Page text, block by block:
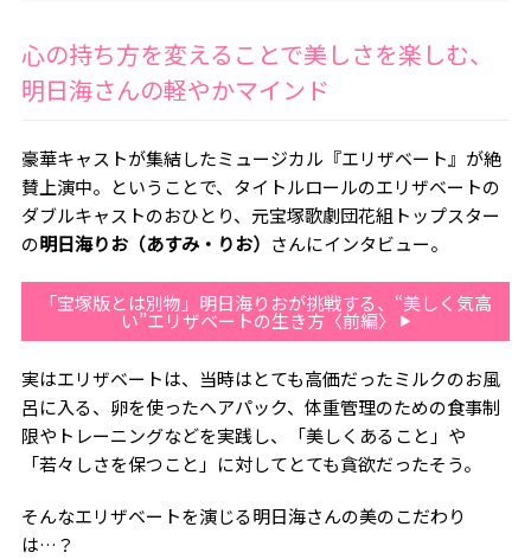
心の持ち方を変えることで美しさを楽しむ、
明日海さんの軽やかマインド
豪華キャストが集結したミュージカル『エリザベート』が絶
賛上演中。ということで、タイトルロールのエリザベートの
ダブルキャストのおひとり、元宝塚歌劇団花組トップスター
の明日海りお（あすみ・りお） さんにインタビュー。
「宝塚版とは別物」明日海りおが挑戦する、“美しく気高
い”エリザベートの生き方〈前編〉
実はエリザベートは、当時はとても高価だったミルクのお風
呂に入る、卵を使ったヘアパック、体重管理のための食事制
限やトレーニングなどを実践し、「美しくあること」や
「若々しさを保つこと」に対してとても貪欲だったそう。
そんなエリザベートを演じる明日海さんの美のこだわり
は…？